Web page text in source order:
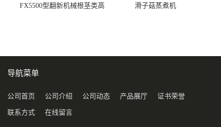
FX5500型翻新机械根茎类高
滑子菇蒸煮机
导航菜单
公司首页 公司介绍 公司动态 产品展厅 证书荣誉
联系方式 在线留言